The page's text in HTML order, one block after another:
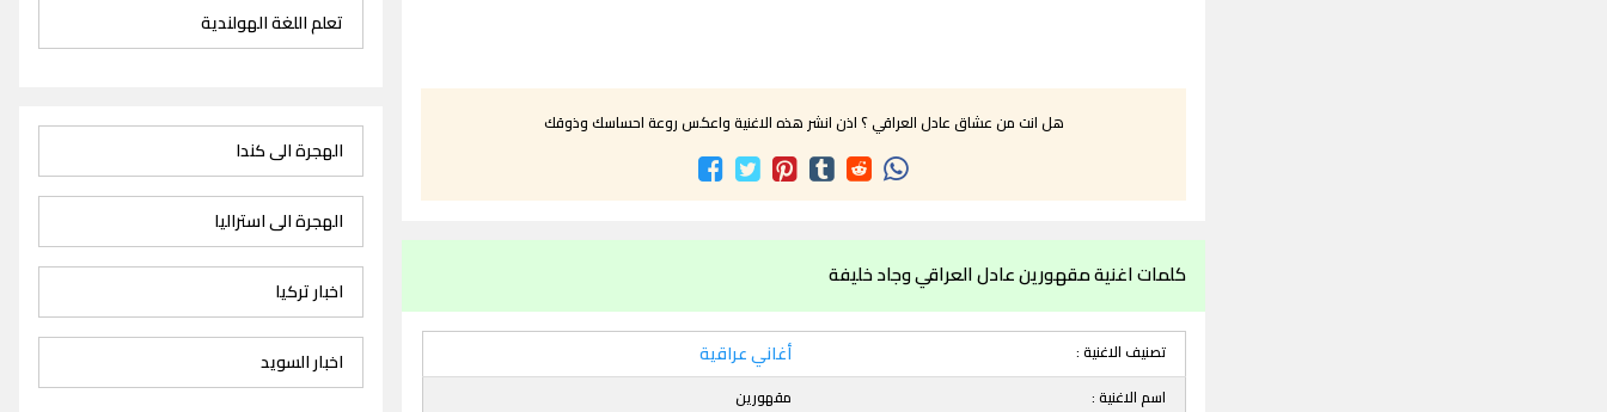
هل انت من عشاق عادل العراقي ؟ اذن انشر هذه الاغنية واعكس روعة احساسك وذوقك
كلمات اغنية مقهورين عادل العراقي وجاد خليفة
تصنيف الاغنية : أغاني عراقية
اسم الاغنية :
مقهورين
تعلم اللغة الهولندية
الهجرة الى كندا
الهجرة الى استراليا
اخبار تركيا
اخبار السويد